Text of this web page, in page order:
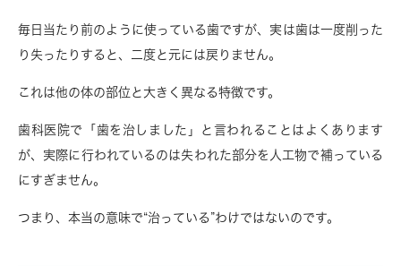
毎日当たり前のように使っている歯ですが、実は歯は一度削った
り失ったりすると、二度と元には戻りません。
これは他の体の部位と大きく異なる特徴です。
歯科医院で「歯を治しました」と言われることはよくあります
が、実際に行われているのは失われた部分を人工物で補っている
にすぎません。
つまり、 本当の意味で“治っている”わけではないのです。